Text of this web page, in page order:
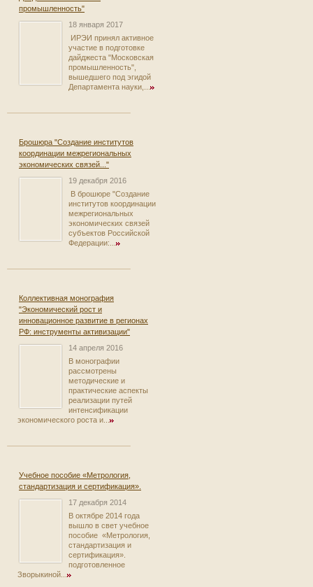
промышленность"
18 января 2017
ИРЭИ принял активное
участие в подготовке
дайджеста "Московская
промышленность",
вышедшего под эгидой
Департамента науки,...
Брошюра "Создание институтов
координации межрегиональных
экономических связей..."
19 декабря 2016
В брошюре "Создание
институтов координации
межрегиональных
экономических связей
субъектов Российской
Федерации:...
Коллективная монография
"Экономический рост и
инновационное развитие в регионах
РФ: инструменты активизации"
14 апреля 2016
В монографии
рассмотрены
методические и
практические аспекты
реализации путей
интенсификации
экономического роста и...
Учебное пособие «Метрология,
стандартизация и сертификация».
17 декабря 2014
В октябре 2014 года
вышло в свет учебное
пособие «Метрология,
стандартизация и
сертификация».
подготовленное
Зворыкиной...